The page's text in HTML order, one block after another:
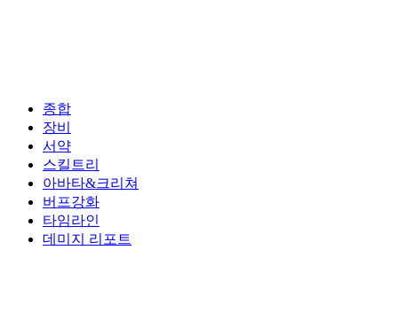
종합
장비
서약
스킬트리
아바타&크리쳐
버프강화
타임라인
데미지 리포트